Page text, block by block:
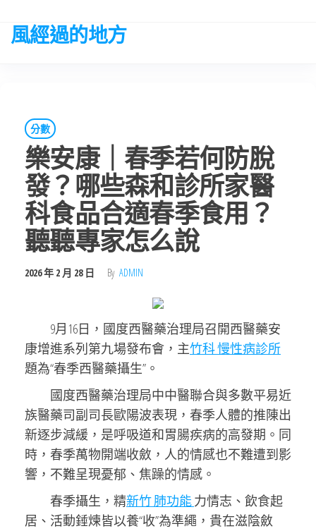
the
風經過的地方
分數
樂安康｜春季若何防脫
發？哪些森和診所家醫
科食品合適春季食用？
聽聽專家怎么說
2026 年 2 月 28 日 By ADMIN
9月16日，國度西醫藥治理局召開西醫藥安
康增進系列第九場發布會，主竹科 慢性病診所
題為“春季西醫藥攝生”。
國度西醫藥治理局中中醫聯合與多數平易近
族醫藥司副司長歐陽波表現，春季人體的推陳出
新逐步減緩，是呼吸道和胃腸疾病的高發期。同
時，春季萬物開端收斂，人的情感也不難遭到影
響，不難呈現憂郁、焦躁的情感。
春季攝生，精新竹 肺功能力情志、飲食起
居、活動錘煉皆以養“收”為準繩，貴在滋陰斂